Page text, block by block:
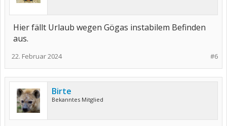
Hier fällt Urlaub wegen Gögas instabilem Befinden
aus.
#6
22. Februar 2024
Birte
Bekanntes Mitglied